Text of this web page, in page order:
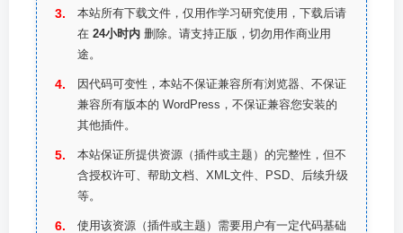
本站所有下载文件，仅用作学习研究使用，下载后请
在 24小时内 删除。请支持正版，切勿用作商业用
途。
因代码可变性，本站不保证兼容所有浏览器、不保证
兼容所有版本的 WordPress，不保证兼容您安装的
其他插件。
本站保证所提供资源（插件或主题）的完整性，但不
含授权许可、帮助文档、XML文件、PSD、后续升级
等。
使用该资源（插件或主题）需要用户有一定代码基础